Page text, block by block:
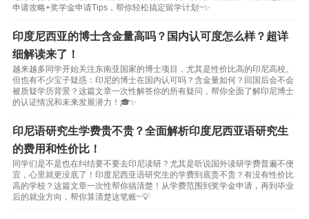
申请攻略+奖学金申请Tips，帮你轻松搞定留学计划~✨
印度尼西亚的博士含金量高吗？国内认可度怎么样？超详
细解读来了！
越来越多同学开始关注东南亚国家的博士项目，尤其是性价比高的印尼高校。
但也有不少宝子疑惑：印尼的博士在国内认可吗？含金量如何？回国后会不会
被质疑学历背景？这篇文章一次性解答你的所有疑问，帮你全面了解印尼博士
的认证情况和未来发展潜力！🎓✨
印尼语研究生学费贵不贵？全面解析印度尼西亚语研究生
的费用和性价比！
同学们是不是也在纠结要不要去印尼读研？尤其是听说国外读研学费普遍不便
宜，心里就更没底了！印度尼西亚语研究生的学费到底贵不贵？有没有性价比
高的学校？这篇文章一次性帮你搞清楚！从学费范围到奖学金申请，再到毕业
后的就业方向，帮你算清楚这笔账~💡